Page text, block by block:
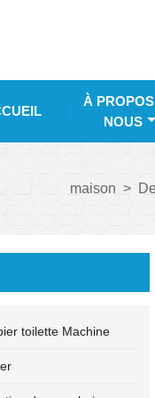
À
NOUS
maison >
toilette Machine